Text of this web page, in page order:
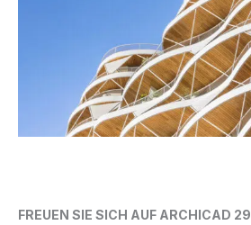
FREUEN SIE SICH AUF ARCHICAD 29